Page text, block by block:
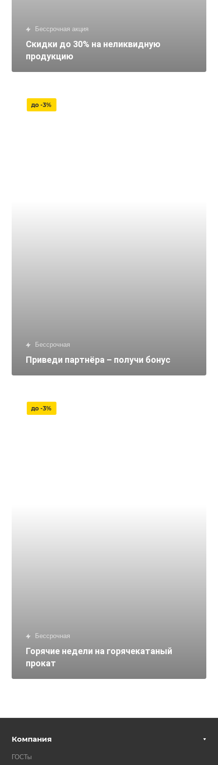
Бессрочная акция
Скидки до 30% на неликвидную
продукцию
бессрочная
Приведи партнёра – получи бонус
до -3%
бессрочная
Горячие недели на горячекатаный
прокат
до -3%
Компания
ГОСТы